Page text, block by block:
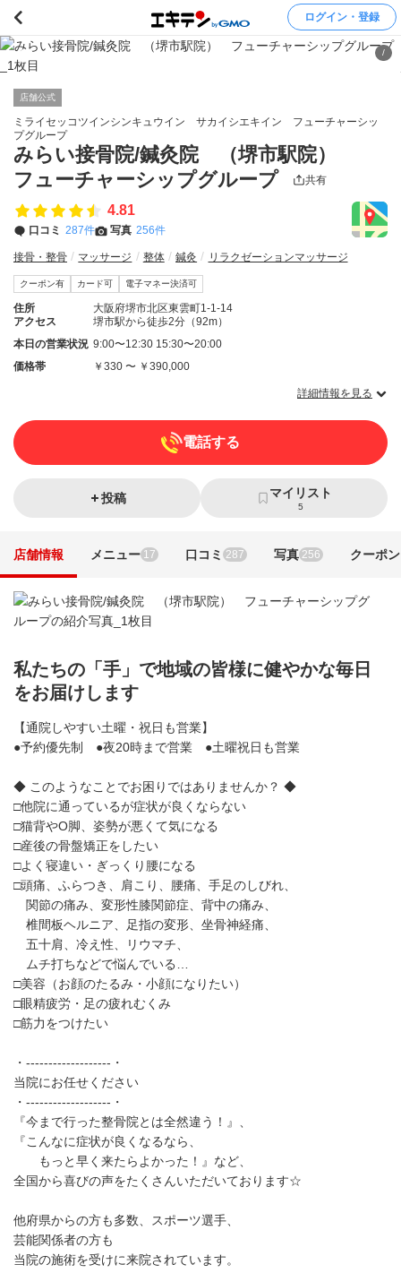
ログイン・登録
/
店舗公式
ミライセッコツインシンキュウイン サカイシエキイン フューチャーシッ
プグループ
みらい接骨院/鍼灸院 （堺市駅院）
フューチャーシップグループ
共有
4.81
口コミ 287件 写真 256件
接骨・整骨 マッサージ 整体 鍼灸 リラクゼーションマッサージ
クーポン有 カード可 電子マネー決済可
住所
大阪府堺市北区東雲町1-1-14
アクセス
堺市駅から徒歩2分（92m）
本日の営業状況 9:00〜12:30 15:30〜20:00
価格帯
￥330 〜 ￥390,000
詳細情報を見る
電話する
投稿 マイリスト
5
店舗情報 メニュー 17 口コミ 287 写真 256 クーポン
私たちの「手」で地域の皆様に健やかな毎日
をお届けします
【通院しやすい土曜・祝日も営業】
●予約優先制 ●夜20時まで営業 ●土曜祝日も営業
◆ このようなことでお困りではありませんか？ ◆
□他院に通っているが症状が良くならない
□猫背やO脚、姿勢が悪くて気になる
□産後の骨盤矯正をしたい
□よく寝違い・ぎっくり腰になる
□頭痛、ふらつき、肩こり、腰痛、手足のしびれ、
関節の痛み、変形性膝関節症、背中の痛み、
椎間板ヘルニア、足指の変形、坐骨神経痛、
五十肩、冷え性、リウマチ、
ムチ打ちなどで悩んでいる…
□美容（お顔のたるみ・小顔になりたい）
□眼精疲労・足の疲れむくみ
□筋力をつけたい
・-------------------・
当院にお任せください
・-------------------・
『今まで行った整骨院とは全然違う！』、
『こんなに症状が良くなるなら、
もっと早く来たらよかった！』など、
全国から喜びの声をたくさんいただいております☆
他府県からの方も多数、スポーツ選手、
芸能関係者の方も
当院の施術を受けに来院されています。